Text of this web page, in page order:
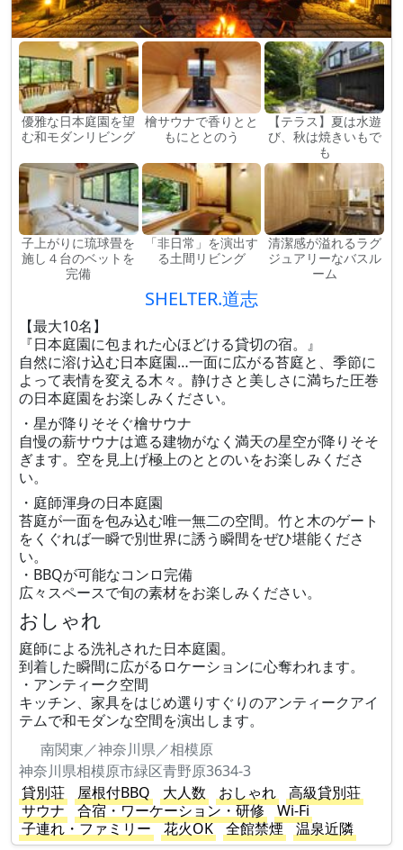
優雅な日本庭園を望
む和モダンリビング
檜サウナで香りとと
もにととのう
【テラス】夏は水遊
び、秋は焼きいもで
も
子上がりに琉球畳を
施し４台のベットを
完備
「非日常」を演出す
る土間リビング
清潔感が溢れるラグ
ジュアリーなバスル
ーム
SHELTER.道志
【最大10名】
『日本庭園に包まれた心ほどける貸切の宿。』
自然に溶け込む日本庭園…一面に広がる苔庭と、季節に
よって表情を変える木々。静けさと美しさに満ちた圧巻
の日本庭園をお楽しみください。
・星が降りそそぐ檜サウナ
自慢の薪サウナは遮る建物がなく満天の星空が降りそそ
ぎます。空を見上げ極上のととのいをお楽しみくださ
い。
・庭師渾身の日本庭園
苔庭が一面を包み込む唯一無二の空間。竹と木のゲート
をくぐれば一瞬で別世界に誘う瞬間をぜひ堪能くださ
い。
・BBQが可能なコンロ完備
広々スペースで旬の素材をお楽しみください。
おしゃれ
庭師による洗礼された日本庭園。
到着した瞬間に広がるロケーションに心奪われます。
・アンティーク空間
キッチン、家具をはじめ選りすぐりのアンティークアイ
テムで和モダンな空間を演出します。
南関東／神奈川県／相模原
神奈川県相模原市緑区青野原3634-3
貸別荘
屋根付BBQ 大人数 おしゃれ
高級貸別荘
サウナ
合宿・ワーケーション・研修
Wi-Fi
子連れ・ファミリー
花火OK 全館禁煙
温泉近隣